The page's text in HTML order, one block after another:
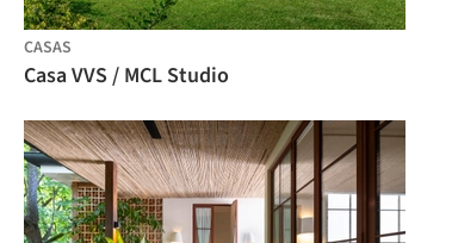
CASAS
Casa VVS / MCL Studio